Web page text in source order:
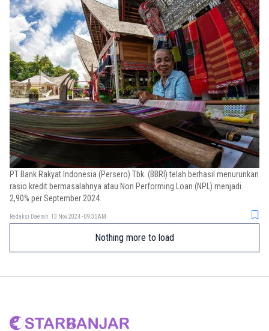
PT Bank Rakyat Indonesia (Persero) Tbk. (BBRI) telah berhasil menurunkan
rasio kredit bermasalahnya atau Non Performing Loan (NPL) menjadi
2,90% per September 2024.
Redaksi Daerah 13 Nov 2024 - 09:35AM
Nothing more to load